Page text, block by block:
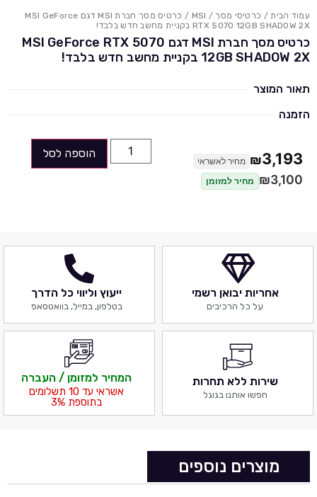
עמוד הבית/ כרטיסי מסך /
MSI
/ כרטיס מסך חברת MSI דגם MSI GeForce
RTX 5070 12GB SHADOW 2X בקניית מחשב חדש בלבד!
כרטיס מסך חברת MSI דגם MSI GeForce RTX 5070
12GB SHADOW 2X בקניית מחשב חדש בלבד!
תאור המוצר
הזמנה
₪3,193 מחיר לאשראי
₪3,100 מחיר למזומן
הוספה לסל
אחריות יבואן רשמי
על כל הרכיבים
ייעוץ וליווי כל הדרך
בטלפון, במייל, בוואטסאפ
שירות ללא תחרות
חפשו אותנו בגוגל
המחיר למזומן / העברה
אשראי עד 10 תשלומים
בתוספת 3%
מוצרים נוספים